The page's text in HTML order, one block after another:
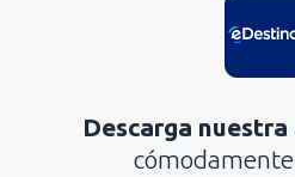
Descarga nuestra